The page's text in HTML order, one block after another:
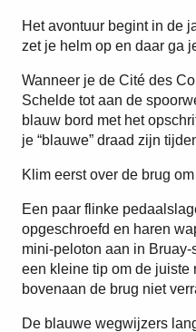
Het avontuur begint in de
zet je helm op en daar ga
Wanneer je de Cité des
Schelde tot aan de
blauw bord met het
je “blauwe” draad zijn
Klim eerst over de brug
Een paar flinke
opgeschroefd en haren
mini-peloton aan in
een kleine tip om de juiste
bovenaan de brug niet
De blauwe wegwijzers